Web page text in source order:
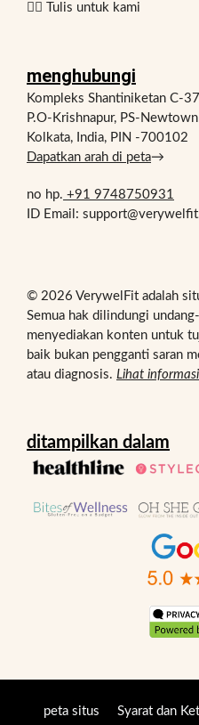
✍🏻 Tulis untuk kami
menghubungi
Kompleks Shantiniketan C-37
P.O-Krishnapur, PS-Newtown
Kolkata, India, PIN -700102
Dapatkan arah di peta→
no hp. +91 9748750931
ID Email:
© 2026 VerywelFit adalah
Semua hak dilindungi
menyediakan konten untuk
baik bukan pengganti saran
atau diagnosis. Lihat
ditampilkan dalam
peta situs Syarat dan